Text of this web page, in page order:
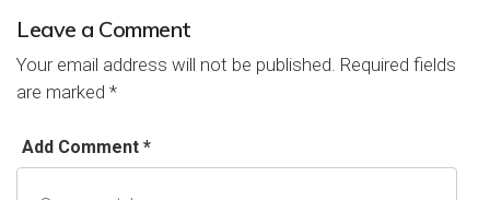
Leave a Comment
Your email address will not be published. Required fields
are marked *
Add Comment *